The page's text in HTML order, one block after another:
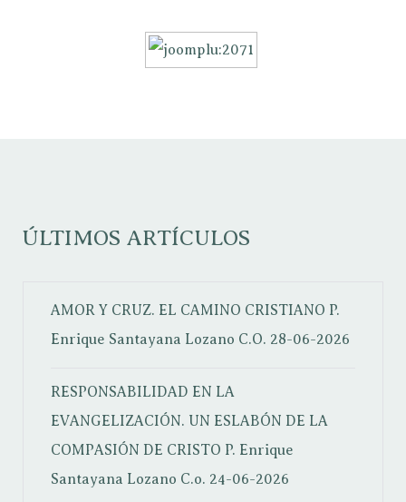
ÚLTIMOS ARTÍCULOS
AMOR Y CRUZ. EL CAMINO CRISTIANO P.
Enrique Santayana Lozano C.O. 28-06-2026
RESPONSABILIDAD EN LA
EVANGELIZACIÓN. UN ESLABÓN DE LA
COMPASIÓN DE CRISTO P. Enrique
Santayana Lozano C.o. 24-06-2026